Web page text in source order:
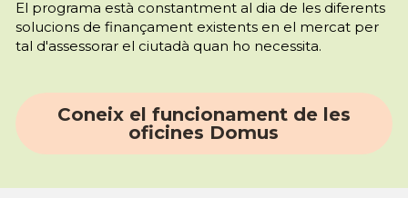
El programa està constantment al dia de les diferents
solucions de finançament existents en el mercat per
tal d'assessorar el ciutadà quan ho necessita.
Coneix el funcionament de les
oficines Domus